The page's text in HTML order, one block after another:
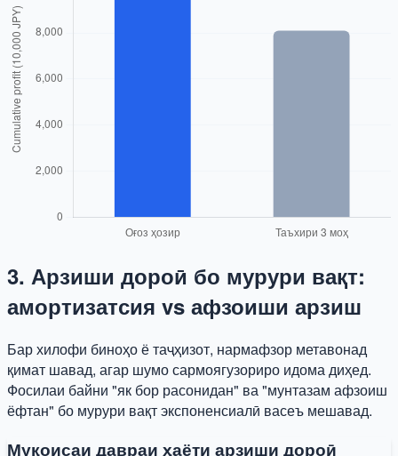
3. Арзиши дороӣ бо мурури вақт:
амортизатсия vs афзоиши арзиш
Бар хилофи биноҳо ё таҷҳизот, нармафзор метавонад
қимат шавад, агар шумо сармоягузориро идома диҳед.
Фосилаи байни "як бор расонидан" ва "мунтазам афзоиш
ёфтан" бо мурури вақт экспоненсиалӣ васеъ мешавад.
Муқоисаи давраи ҳаёти арзиши дороӣ